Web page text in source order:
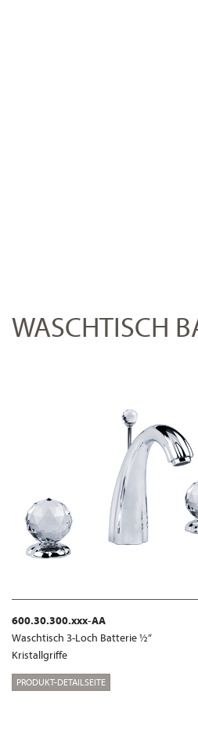
WASCHTISCH
600.30.300.xxx-AA
Waschtisch 3-Loch Batterie ½“
Kristallgriffe
PRODUKT-DETAILSEITE